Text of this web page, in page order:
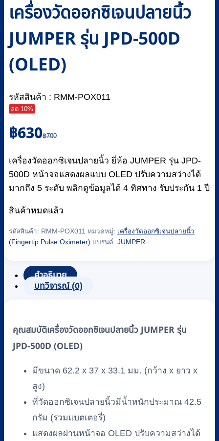
เครื่องวัดออกซิเจนปลายนิ้ว
JUMPER รุ่น JPD-500D
(OLED)
รหัสสินค้า : RMM-POX011
ลด 10%
฿700
Original
price
฿700.
฿630
Current
price
฿630.
เครื่องวัดออกซิเจนปลายนิ้ว ยี่ห้อ JUMPER รุ่น JPD-
500D หน้าจอแสดงผลแบบ OLED ปรับความสว่างได้
มากถึง 5 ระดับ พลิกดูข้อมูลได้ 4 ทิศทาง รับประกัน 1 ปี
สินค้าหมดแล้ว
รหัสสินค้า: RMM-POX011 หมวดหมู่: เครื่องวัดออกซิเจนปลายนิ้ว
(Fingertip Pulse Oximeter) แบรนด์: JUMPER
คำอธิบาย
บทวิจารณ์ (0)
คุณสมบัติเครื่องวัดออกซิเจนปลายนิ้ว JUMPER รุ่น
JPD-500D (OLED)
มีขนาด 62.2 x 37 x 33.1 มม. (กว้าง x ยาว x
สูง)
ที่วัดออกซิเจนปลายนิ้วมีน้ำหนักประมาณ 42.5
กรัม (รวมแบตเตอรี่)
แสดงผลผ่านหน้าจอ OLED ปรับความสว่างได้